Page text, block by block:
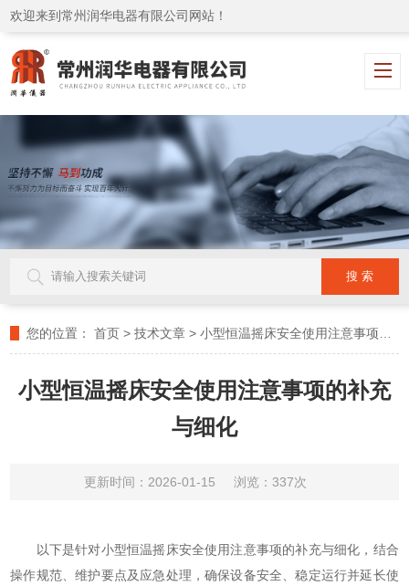
欢迎来到常州润华电器有限公司网站！
您的位置： 首页 >技术文章 >小型恒温摇床安全使用注意事项的补充与细化
小型恒温摇床安全使用注意事项的补充
与细化
更新时间：2026-01-15 浏览：337次
以下是针对小型恒温摇床安全使用注意事项的补充与细化，结合
操作规范、维护要点及应急处理，确保设备安全、稳定运行并延长使